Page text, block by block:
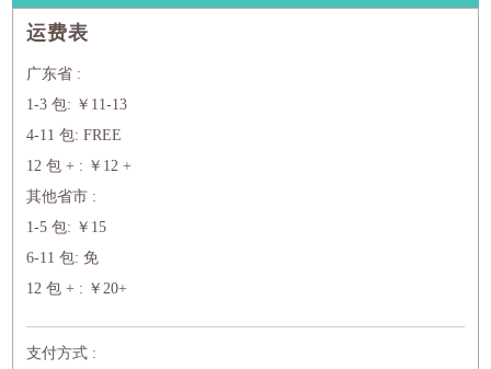
运费表
广东省 :
1-3 包: ￥11-13
4-11 包: FREE
12 包 + : ￥12 +
其他省市 :
1-5 包: ￥15
6-11 包: 免
12 包 + : ￥20+
支付方式 :